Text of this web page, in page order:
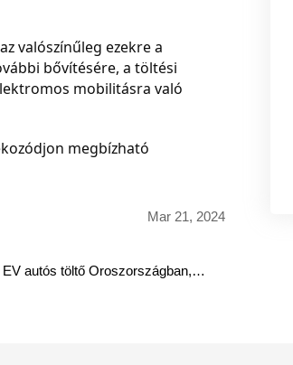
bővítésére, a töltési
mobilitásra való
Mar 21, 2024
autós töltő Oroszországban, 2024